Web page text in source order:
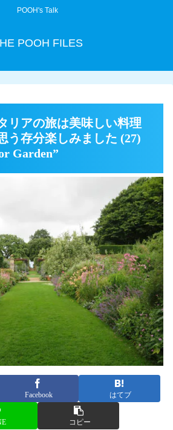
POOH's Talk
POOH FILES
リアの旅は美味しい料理
う存分楽しみました (27)
Garden”
Facebook はてブ
コピー